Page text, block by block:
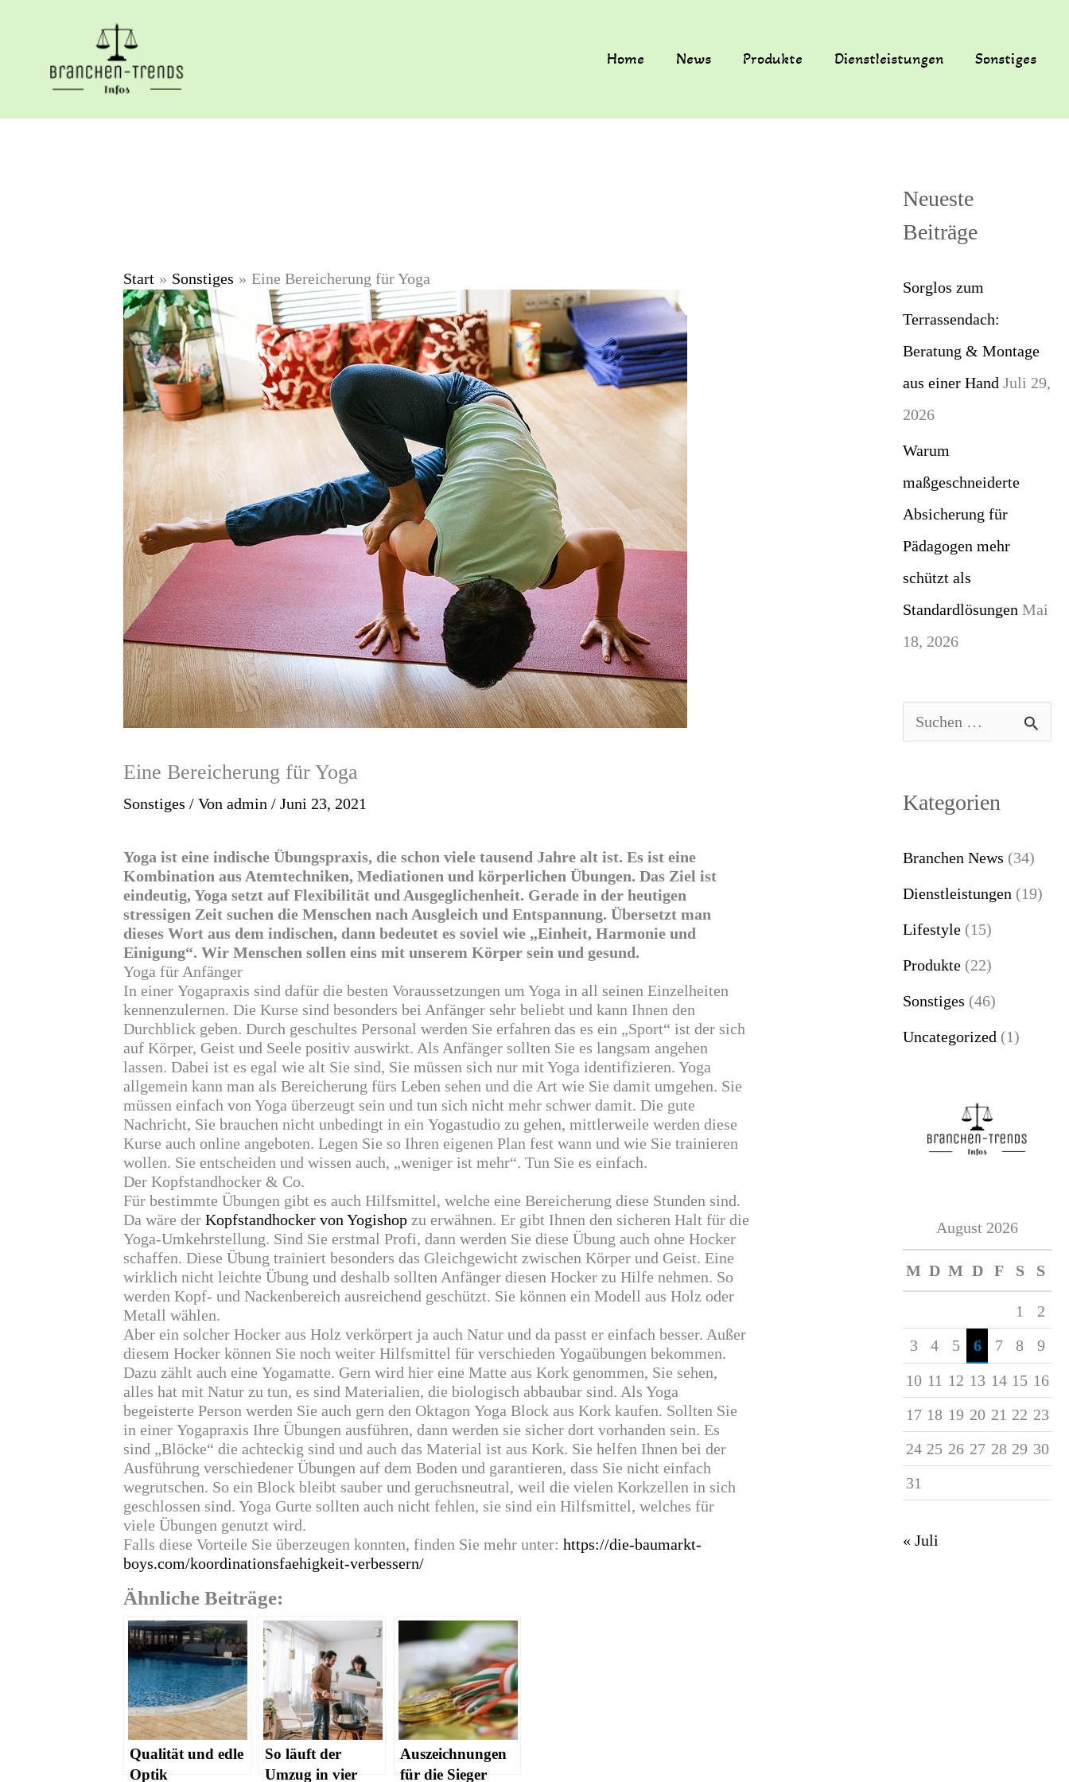
Home News Produkte Dienstleistungen Sonstiges
Start Sonstiges Eine Bereicherung für Yoga
Eine Bereicherung für Yoga
Sonstiges / Von admin / Juni 23, 2021
Yoga ist eine indische Übungspraxis, die schon viele tausend Jahre alt ist. Es ist eine
Kombination aus Atemtechniken, Mediationen und körperlichen Übungen. Das Ziel ist
eindeutig, Yoga setzt auf Flexibilität und Ausgeglichenheit. Gerade in der heutigen
stressigen Zeit suchen die Menschen nach Ausgleich und Entspannung. Übersetzt man
dieses Wort aus dem indischen, dann bedeutet es soviel wie „Einheit, Harmonie und
Einigung“. Wir Menschen sollen eins mit unserem Körper sein und gesund.
Yoga für Anfänger
In einer Yogapraxis sind dafür die besten Voraussetzungen um Yoga in all seinen Einzelheiten
kennenzulernen. Die Kurse sind besonders bei Anfänger sehr beliebt und kann Ihnen den
Durchblick geben. Durch geschultes Personal werden Sie erfahren das es ein „Sport“ ist der sich
auf Körper, Geist und Seele positiv auswirkt. Als Anfänger sollten Sie es langsam angehen
lassen. Dabei ist es egal wie alt Sie sind, Sie müssen sich nur mit Yoga identifizieren. Yoga
allgemein kann man als Bereicherung fürs Leben sehen und die Art wie Sie damit umgehen. Sie
müssen einfach von Yoga überzeugt sein und tun sich nicht mehr schwer damit. Die gute
Nachricht, Sie brauchen nicht unbedingt in ein Yogastudiozu gehen, mittlerweile werden diese
Kurse auch online angeboten. Legen Sie so Ihren eigenen Plan fest wann und wie Sie trainieren
wollen. Sie entscheiden und wissen auch, „weniger ist mehr“. Tun Sie es einfach.
Der Kopfstandhocker& Co.
Für bestimmte Übungen gibt es auch Hilfsmittel, welche eine Bereicherung diese Stunden sind.
Da wäre der Kopfstandhockervon Yogishopzu erwähnen. Er gibt Ihnen den sicheren Halt für die
Yoga-Umkehrstellung. Sind Sie erstmal Profi, dann werden Sie diese Übung auch ohne Hocker
schaffen. Diese Übung trainiert besonders das Gleichgewicht zwischen Körper und Geist. Eine
wirklich nicht leichte Übung und deshalb sollten Anfänger diesen Hocker zu Hilfe nehmen. So
werden Kopf- und Nackenbereich ausreichend geschützt. Sie können ein Modell aus Holz oder
Metall wählen.
Aber ein solcher Hocker aus Holz verkörpert ja auch Natur und da passt er einfach besser. Außer
diesem Hocker können Sie noch weiter Hilfsmittel für verschieden Yogaübungen bekommen.
Dazu zählt auch eine Yogamatte. Gern wird hier eine Matte aus Kork genommen, Sie sehen,
alles hat mit Natur zu tun, es sind Materialien, die biologisch abbaubar sind. Als Yoga
begeisterte Person werden Sie auch gern den Oktagon Yoga Block aus Kork kaufen. Sollten Sie
in einer Yogapraxis Ihre Übungen ausführen, dann werden sie sicher dort vorhanden sein. Es
sind „Blöcke“ die achteckig sind und auch das Material ist aus Kork. Sie helfen Ihnen bei der
Ausführung verschiedener Übungen auf dem Boden und garantieren, dass Sie nicht einfach
wegrutschen. So ein Block bleibt sauber und geruchsneutral, weil die vielen Korkzellen in sich
geschlossen sind. Yoga Gurte sollten auch nicht fehlen, sie sind ein Hilfsmittel, welches für
viele Übungen genutzt wird.
Falls diese Vorteile Sie überzeugen konnten, finden Sie mehr unter: https://die-baumarkt-
boys.com/koordinationsfaehigkeit-verbessern/
Ähnliche Beiträge:
Qualität und edle
Optik
So läuft der
Umzug in vier
Auszeichnungen
für die Sieger
Neueste
Beiträge
Sorglos zum
Terrassendach:
Beratung & Montage
aus einer Hand Juli 29,
2026
Warum
maßgeschneiderte
Absicherung für
Pädagogen mehr
schützt als
Standardlösungen Mai
18, 2026
c
e
n
:
Kategorien
Branchen News (34)
Dienstleistungen (19)
Lifestyle (15)
Produkte (22)
Sonstiges (46)
Uncategorized (1)
August 2026
M D M D F S S
1
2
3
4 5 6 7 8
9
10 11 12 13 14 15 16
17 18 19 20 21 22 23
24 25 26 27 28 29 30
31
« Juli